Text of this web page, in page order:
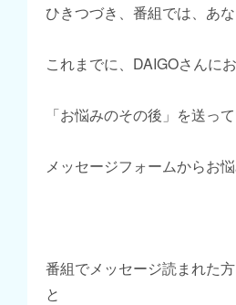
ひきつづき、番組では、あ
これまでに、DAIGOさんに
「お悩みのその後」を送っ
メッセージフォームからお
番組でメッセージ読まれた
と